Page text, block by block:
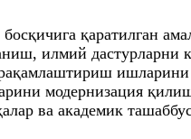
қаратилган
илмий
модернизация
ва академик